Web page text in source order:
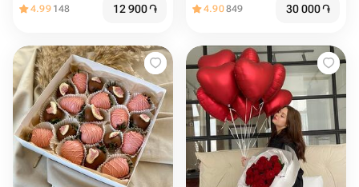
4.99 148 12 900֏ 4.90849 30 000֏